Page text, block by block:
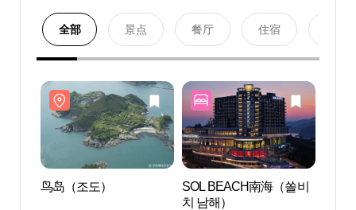
全部 景点 餐厅 住宿
鸟岛（조도）
SOL BEACH南海（쏠비
치 남해）